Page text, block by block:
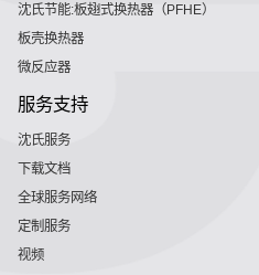
沈氏节能:板翅式换热器（PFHE）
板壳换热器
微反应器
服务支持
沈氏服务
下载文档
全球服务网络
定制服务
视频